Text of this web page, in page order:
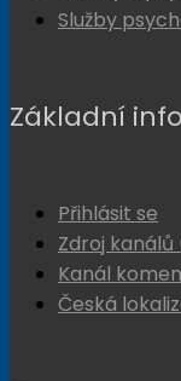
Služby
Základní
Přihlásit se
Zdroj
Kanál
Česká